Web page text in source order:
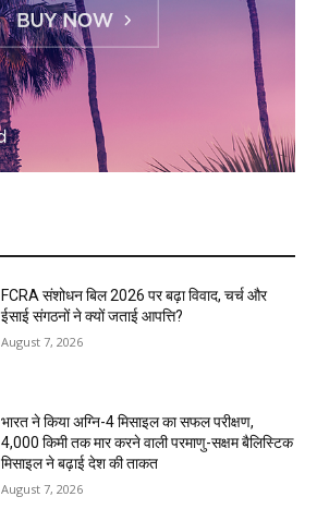
FCRA संशोधन बिल 2026 पर बढ़ा विवाद, चर्च और
ईसाई संगठनों ने क्यों जताई आपत्ति?
August 7, 2026
भारत ने किया अग्नि-4 मिसाइल का सफल परीक्षण,
4,000 किमी तक मार करने वाली परमाणु-सक्षम बैलिस्टिक
मिसाइल ने बढ़ाई देश की ताकत
August 7, 2026